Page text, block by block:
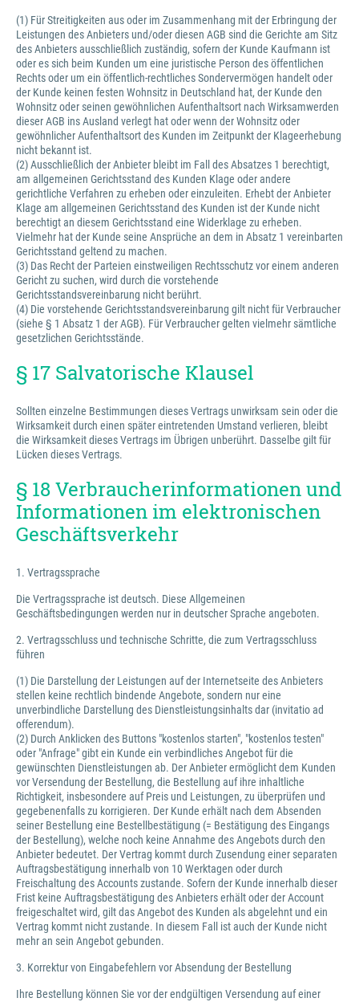
(1) Für Streitigkeiten aus oder im Zusammenhang mit der Erbringung der
Leistungen des Anbieters und/oder diesen AGB sind die Gerichte am Sitz
des Anbieters ausschließlich zuständig, sofern der Kunde Kaufmann ist
oder es sich beim Kunden um eine juristische Person des öffentlichen
Rechts oder um ein öffentlich-rechtliches Sondervermögen handelt oder
der Kunde keinen festen Wohnsitz in Deutschland hat, der Kunde den
Wohnsitz oder seinen gewöhnlichen Aufenthaltsort nach Wirksamwerden
dieser AGB ins Ausland verlegt hat oder wenn der Wohnsitz oder
gewöhnlicher Aufenthaltsort des Kunden im Zeitpunkt der Klageerhebung
nicht bekannt ist.
(2) Ausschließlich der Anbieter bleibt im Fall des Absatzes 1 berechtigt,
am allgemeinen Gerichtsstand des Kunden Klage oder andere
gerichtliche Verfahren zu erheben oder einzuleiten. Erhebt der Anbieter
Klage am allgemeinen Gerichtsstand des Kunden ist der Kunde nicht
berechtigt an diesem Gerichtsstand eine Widerklage zu erheben.
Vielmehr hat der Kunde seine Ansprüche an dem in Absatz 1 vereinbarten
Gerichtsstand geltend zu machen.
(3) Das Recht der Parteien einstweiligen Rechtsschutz vor einem anderen
Gericht zu suchen, wird durch die vorstehende
Gerichtsstandsvereinbarung nicht berührt.
(4) Die vorstehende Gerichtsstandsvereinbarung gilt nicht für Verbraucher
(siehe § 1 Absatz 1 der AGB). Für Verbraucher gelten vielmehr sämtliche
gesetzlichen Gerichtsstände.
§ 17 Salvatorische Klausel
Sollten einzelne Bestimmungen dieses Vertrags unwirksam sein oder die
Wirksamkeit durch einen später eintretenden Umstand verlieren, bleibt
die Wirksamkeit dieses Vertrags im Übrigen unberührt. Dasselbe gilt für
Lücken dieses Vertrags.
§ 18 Verbraucherinformationen und
Informationen im elektronischen
Geschäftsverkehr
1. Vertragssprache
Die Vertragssprache ist deutsch. Diese Allgemeinen
Geschäftsbedingungen werden nur in deutscher Sprache angeboten.
2. Vertragsschluss und technische Schritte, die zum Vertragsschluss
führen
(1) Die Darstellung der Leistungen auf der Internetseite des Anbieters
stellen keine rechtlich bindende Angebote, sondern nur eine
unverbindliche Darstellung des Dienstleistungsinhalts dar (invitatio ad
offerendum).
(2) Durch Anklicken des Buttons "kostenlos starten", "kostenlos testen"
oder "Anfrage" gibt ein Kunde ein verbindliches Angebot für die
gewünschten Dienstleistungen ab. Der Anbieter ermöglicht dem Kunden
vor Versendung der Bestellung, die Bestellung auf ihre inhaltliche
Richtigkeit, insbesondere auf Preis und Leistungen, zu überprüfen und
gegebenenfalls zu korrigieren. Der Kunde erhält nach dem Absenden
seiner Bestellung eine Bestellbestätigung (= Bestätigung des Eingangs
der Bestellung), welche noch keine Annahme des Angebots durch den
Anbieter bedeutet. Der Vertrag kommt durch Zusendung einer separaten
Auftragsbestätigung innerhalb von 10 Werktagen oder durch
Freischaltung des Accounts zustande. Sofern der Kunde innerhalb dieser
Frist keine Auftragsbestätigung des Anbieters erhält oder der Account
freigeschaltet wird, gilt das Angebot des Kunden als abgelehnt und ein
Vertrag kommt nicht zustande. In diesem Fall ist auch der Kunde nicht
mehr an sein Angebot gebunden.
3. Korrektur von Eingabefehlern vor Absendung der Bestellung
Ihre Bestellung können Sie vor der endgültigen Versendung auf einer